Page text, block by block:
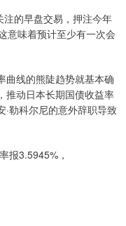
的早盘交易，押注今年
意味着预计至少有一次会
线的熊陡趋势就基本确
推动日本长期国债收益率
勒科尔尼的意外辞职导致
3.5945%，